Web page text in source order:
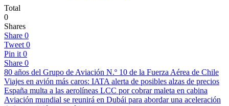
Total
0
Shares
Share 0
Tweet 0
Pin it 0
Share 0
80 años del Grupo de Aviación N.º 10 de la Fuerza Aérea de Chile
Viajes en avión más caros: IATA alerta de posibles alzas de precios
España multa a las aerolíneas LCC por cobrar maleta en cabina
Aviación mundial se reunirá en Dubái para abordar una aceleración